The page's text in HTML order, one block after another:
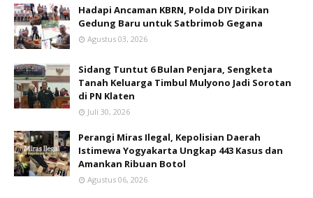
Hadapi Ancaman KBRN, Polda DIY Dirikan
Gedung Baru untuk Satbrimob Gegana
Agustus 03, 2026
Sidang Tuntut 6 Bulan Penjara, Sengketa
Tanah Keluarga Timbul Mulyono Jadi Sorotan
di PN Klaten
Juli 30, 2026
Perangi Miras Ilegal, Kepolisian Daerah
Istimewa Yogyakarta Ungkap 443 Kasus dan
Amankan Ribuan Botol
Agustus 06, 2026